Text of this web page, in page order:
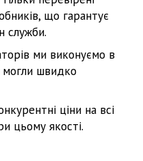
що гарантує
служби.
ми виконуємо в
могли швидко
ціни на всі
цьому якості.